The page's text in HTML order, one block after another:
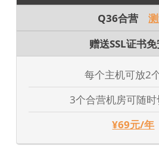
Q36合营
赠送SSL证书
每个主机可放2
3个合营机房可随
¥69元/年